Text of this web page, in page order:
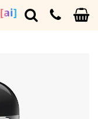
[ai]